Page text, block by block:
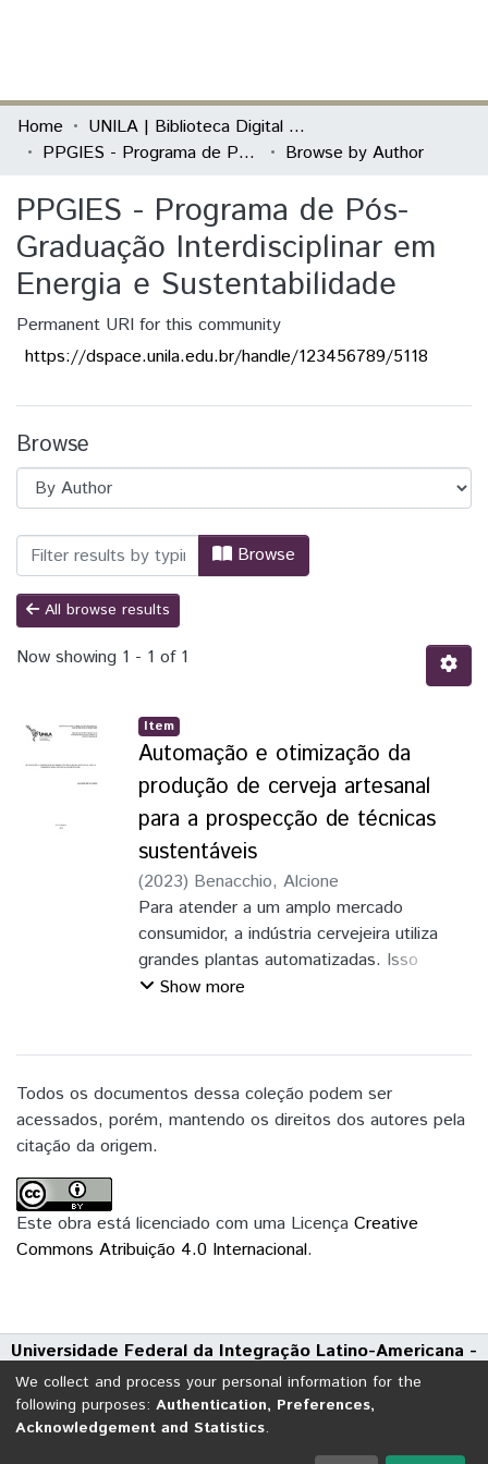
Communities & Collections
All of DSpace
Home
UNILA | Biblioteca Digital de Dissertações e Teses
PPGIES - Programa de Pós-Graduação Interdisciplinar em Energia e Sustentabilidade
Browse by Author
PPGIES - Programa de Pós-
Graduação Interdisciplinar em
Energia e Sustentabilidade
Permanent URI for this community
https://dspace.unila.edu.br/handle/123456789/5118
Browse
Browsing PPGIES - Programa de Pós-
Browse
All browse results
Now showing 1 - 1 of 1
Item
Automação e otimização da
produção de cerveja artesanal
para a prospecção de técnicas
sustentáveis
(2023) Benacchio, Alcione
Para atender a um amplo mercado
consumidor, a indústria cervejeira utiliza
grandes plantas automatizadas. Isso
permite produzir cervejas de forma
dos custos. Por outro lado,
microcervejarias possuem processos
predominantemente manuais, priorizando a
restrito. A produção de cervejas
diferenciadas e que eventualmente podem
reproduzir os métodos das
microcervejarias torna-se desafiador
devido à escala de produção e os
equipamentos disponíveis. Esse aspecto é
amplificado ao considerar que a produção
Show more
Todos os documentos dessa coleção podem ser
acessados, porém, mantendo os direitos dos autores pela
citação da origem.
Este obra está licenciado com uma Licença Creative
Commons Atribuição 4.0 Internacional.
Universidade Federal da Integração Latino-Americana -
UNILA
Avenida Tarquínio Joslin dos Santos, 1000 - Polo Universitário
CEP: 85870-650 | Foz do Iguaçu - Paraná
We collect and process your personal information for the
following purposes: Authentication, Preferences,
Acknowledgement and Statistics.